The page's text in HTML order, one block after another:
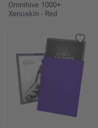
Omnihive 1000+
Xenoskin - Red